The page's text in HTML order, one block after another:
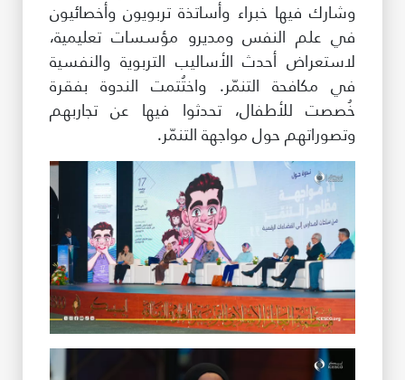
وشارك فيها خبراء وأساتذة تربويون وأخصائيون
في علم النفس ومديرو مؤسسات تعليمية،
لاستعراض أحدث الأساليب التربوية والنفسية
في مكافحة التنمّر. واختُتمت الندوة بفقرة
خُصصت للأطفال، تحدثوا فيها عن تجاربهم
وتصوراتهم حول مواجهة التنمّر.